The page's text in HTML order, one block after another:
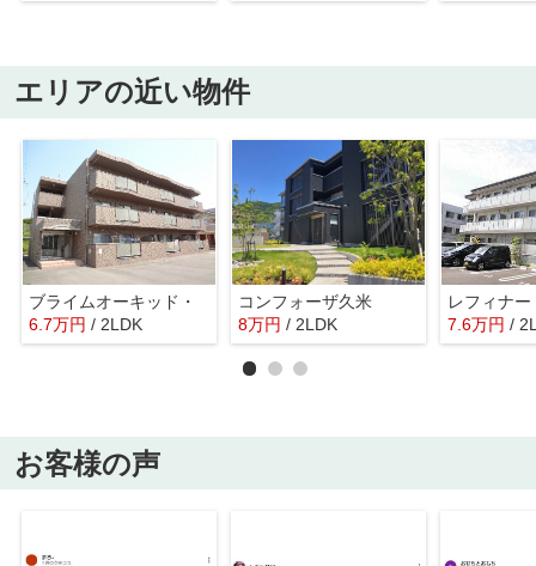
エリアの近い物件
ブライムオーキッド・
6.7万円 / 2LDK
コンフォーザ久米
8万円 / 2LDK
レフィナー
7.6万円 /
お客様の声